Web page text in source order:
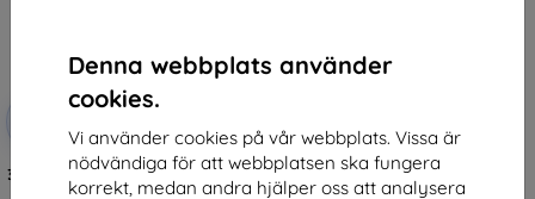
Denna webbplats använder
cookies.
Vi använder cookies på vår webbplats. Vissa är
nödvändiga för att webbplatsen ska fungera
korrekt, medan andra hjälper oss att analysera
Rabatt
kupong
3MK FlexibleGlass Xiaomi Mi A1 Mi
A1 Global, Hybrid Glass